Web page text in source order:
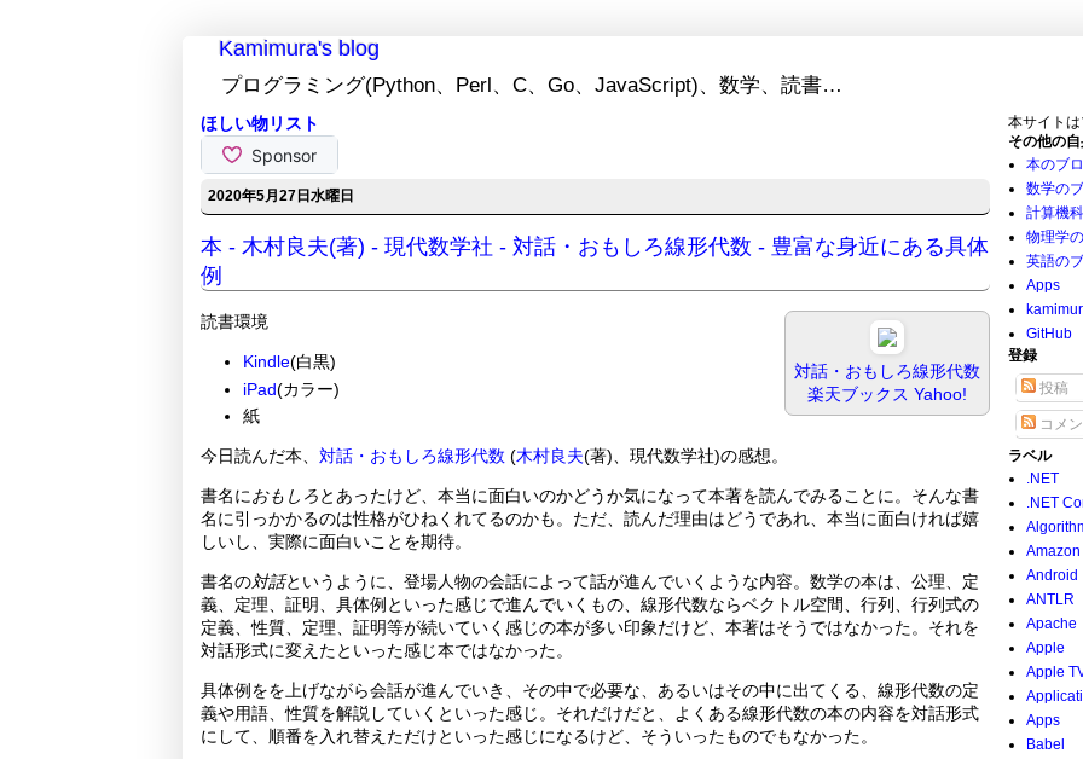
Kamimura's blog
プログラミング(Python、Perl、C、Go、JavaScript)、数学、読書…
ほしい物リスト
2020年5月27日水曜日
本 - 木村良夫(著) - 現代数学社 - 対話・おもしろ線形代数 - 豊富な身近にある具体
例
対話・おもしろ線形代数
楽天ブックス Yahoo!
読書環境
Kindle(白黒)
iPad(カラー)
紙
今日読んだ本、 対話・おもしろ線形代数 (木村良夫(著)、現代数学社)の感想。
書名に おもしろとあったけど、本当に面白いのかどうか気になって本著を読んでみることに。そんな書
名に引っかかるのは性格がひねくれてるのかも。ただ、読んだ理由はどうであれ、本当に面白ければ嬉
しいし、実際に面白いことを期待。
書名の対話というように、登場人物の会話によって話が進んでいくような内容。数学の本は、公理、定
義、定理、証明、具体例といった感じで進んでいくもの、線形代数ならベクトル空間、行列、行列式の
定義、性質、定理、証明等が続いていく感じの本が多い印象だけど、本著はそうではなかった。それを
対話形式に変えたといった感じ本ではなかった。
具体例をを上げながら会話が進んでいき、その中で必要な、あるいはその中に出てくる、線形代数の定
義や用語、性質を解説していくといった感じ。それだけだと、よくある線形代数の本の内容を対話形式
にして、順番を入れ替えただけといった感じになるけど、そういったものでもなかった。
本サイトは
その他の
本のブ
数学の
計算機
物理学
英語の
Apps
GitHub
登録
投稿
コメン
ラベル
.NET
.NET
Amazon
Android
ANTLR
Apache
Apple
Apple
Apps
Babel